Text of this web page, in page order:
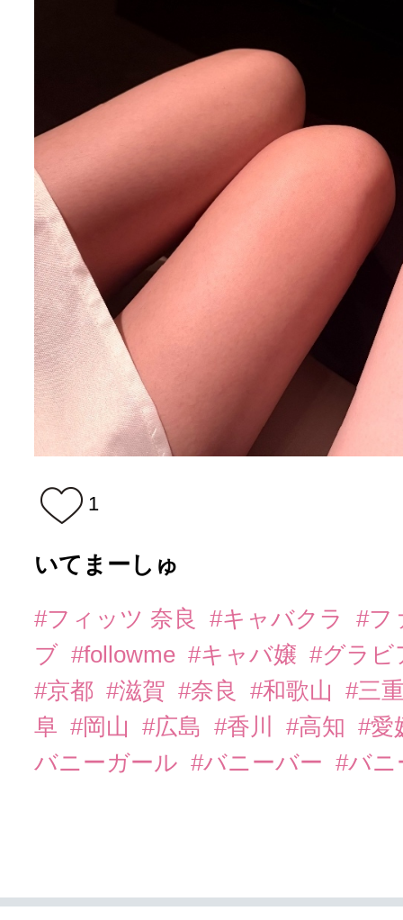
1
いてまーしゅ
#フィッツ 奈良 #キャバクラ
#フ
ブ #followme #キャバ嬢 #グラ
#京都 #滋賀 #奈良 #和歌山
#三
阜 #岡山 #広島 #香川 #高知 #愛
バニーガール #バニーバー #バ